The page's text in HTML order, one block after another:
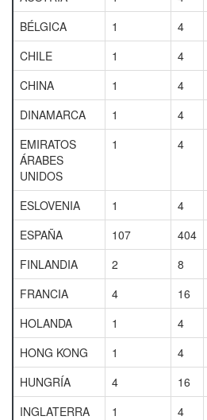
BÉLGICA
1 4
CHILE
1 4
CHINA
1 4
DINAMARCA
1 4
EMIRATOS
ÁRABES
UNIDOS
1 4
ESLOVENIA 1 4
ESPAÑA
107 404
FINLANDIA
2 8
FRANCIA
4 16
HOLANDA
1 4
HONG KONG
1 4
HUNGRÍA
4 16
INGLATERRA
1 4